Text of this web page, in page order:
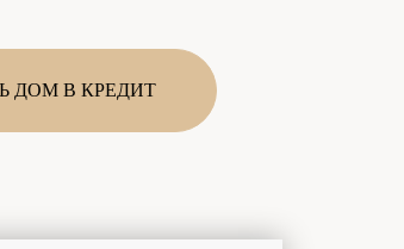
ДОМ В КРЕДИТ